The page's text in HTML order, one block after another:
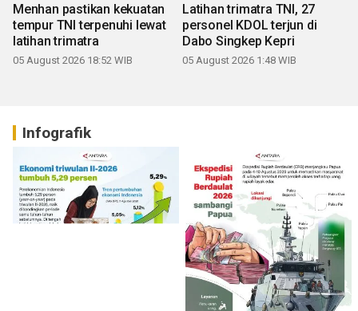
Menhan pastikan kekuatan
tempur TNI terpenuhi lewat
latihan trimatra
05 August 2026 18:52 WIB
Latihan trimatra TNI, 27
personel KDOL terjun di
Dabo Singkep Kepri
05 August 2026 1:48 WIB
Infografik